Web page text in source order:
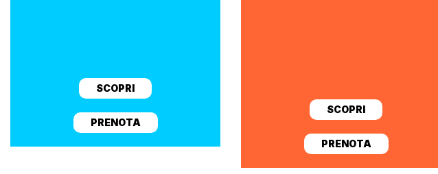
SCOPRI
PRENOTA
SCOPRI
PRENOTA